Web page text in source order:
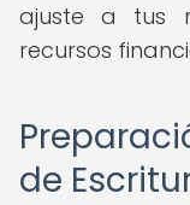
ajuste a tus
recursos
de